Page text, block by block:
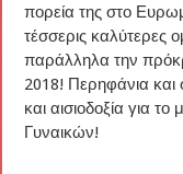
πορεία της στο
τέσσερις καλύτερες
παράλληλα την
2018! Περηφάνια
και αισιοδοξία για
Γυναικών!